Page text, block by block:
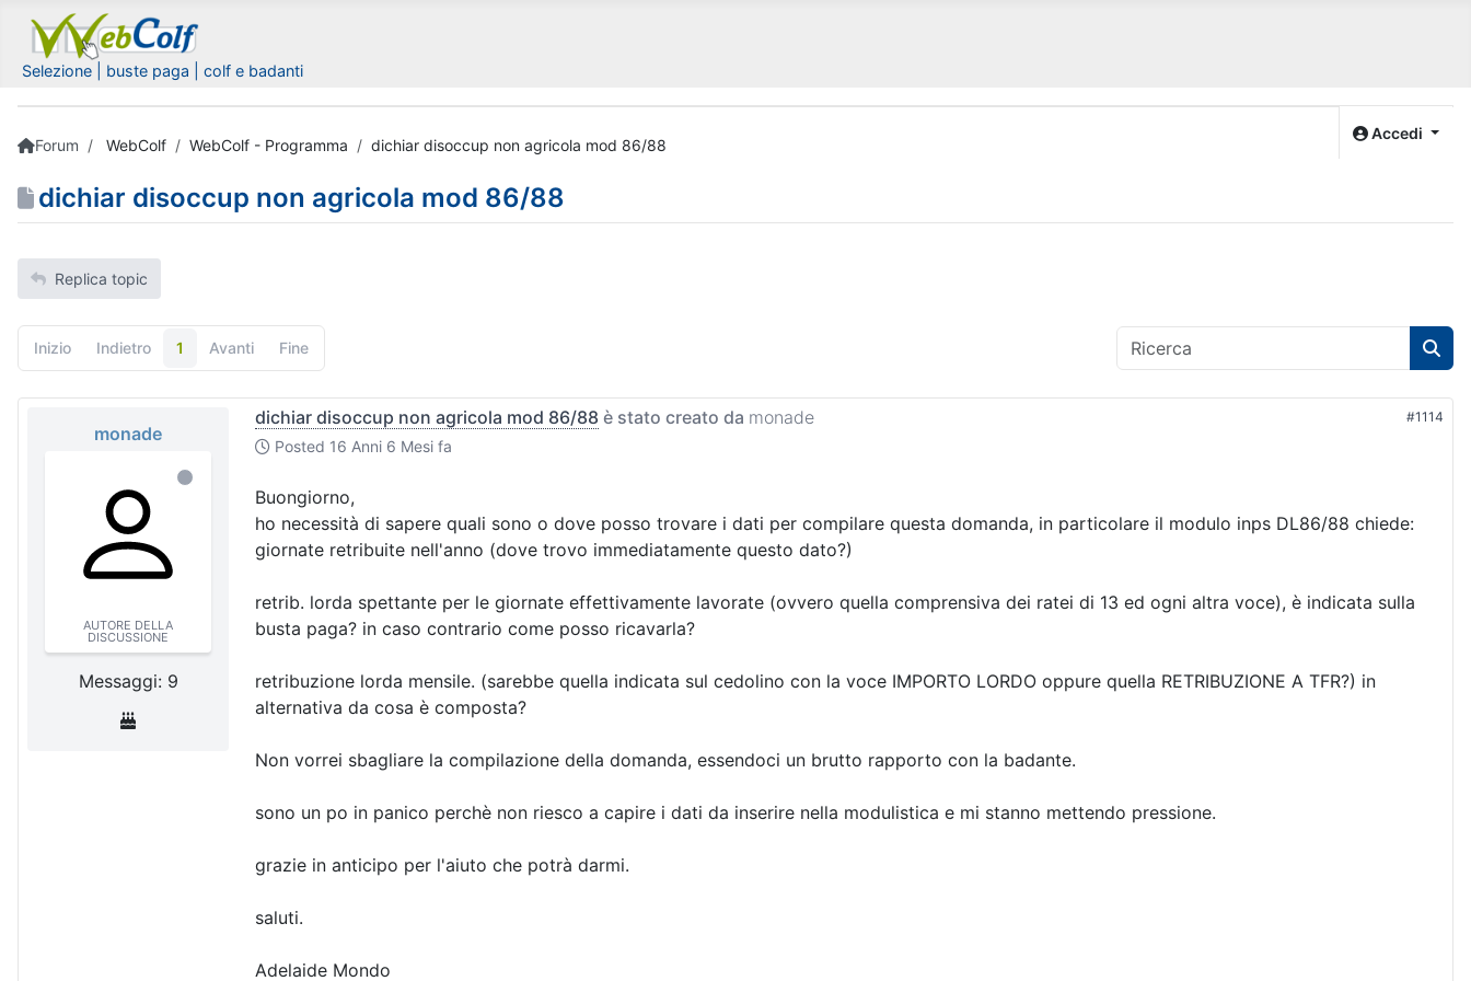
Selezione | buste paga | colf e badanti
Accedi
Forum WebColf WebColf - Programma dichiar disoccup non agricola mod 86/88
dichiar disoccup non agricola mod 86/88
Replica topic
Inizio Indietro 1 Avanti Fine
monade
AUTORE DELLA
DISCUSSIONE
Messaggi: 9
dichiar disoccup non agricola mod 86/88 è stato creato da monade
Posted 16 Anni 6 Mesi fa
#1114
Buongiorno,
ho necessità di sapere quali sono o dove posso trovare i dati per compilare questa domanda, in particolare il modulo inps DL86/88 chiede:
giornate retribuite nell'anno (dove trovo immediatamente questo dato?)
retrib. lorda spettante per le giornate effettivamente lavorate (ovvero quella comprensiva dei ratei di 13 ed ogni altra voce), è indicata sulla
busta paga? in caso contrario come posso ricavarla?
retribuzione lorda mensile. (sarebbe quella indicata sul cedolino con la voce IMPORTO LORDO oppure quella RETRIBUZIONE A TFR?) in
alternativa da cosa è composta?
Non vorrei sbagliare la compilazione della domanda, essendoci un brutto rapporto con la badante.
sono un po in panico perchè non riesco a capire i dati da inserire nella modulistica e mi stanno mettendo pressione.
grazie in anticipo per l'aiuto che potrà darmi.
saluti.
Adelaide Mondo